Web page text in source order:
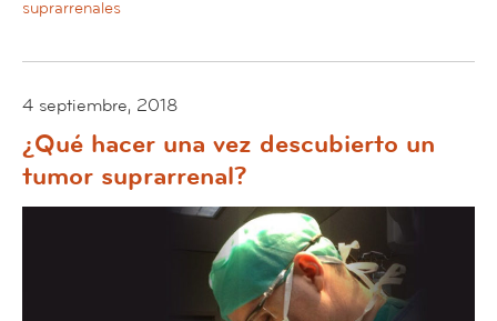
suprarrenales
4 septiembre, 2018
¿Qué hacer una vez descubierto un
tumor suprarrenal?